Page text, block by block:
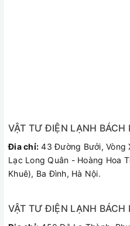
VẬT TƯ ĐIỆN LẠNH BÁCH
Đia chỉ: 43 Đường Bưởi, Vòng
Lạc Long Quân - Hoàng Hoa
Khuê), Ba Đình, Hà Nội.
VẬT TƯ ĐIỆN LẠNH BÁCH